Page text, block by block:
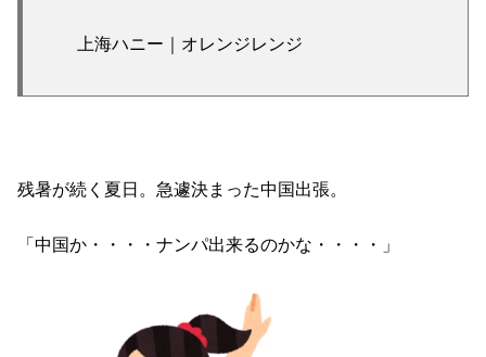
上海ハニー｜オレンジレンジ
残暑が続く夏日。急遽決まった中国出張。
「中国か・・・・ナンパ出来るのかな・・・・」